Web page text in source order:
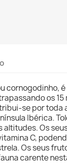
cornogodinho, é
os 15
se por toda
Ibérica.
Os
C,
Os seus
carente